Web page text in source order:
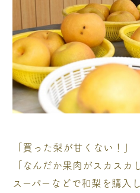
「買った梨が甘くない！」
「なんだか果肉がスカスカ
スーパーなどで和梨を購入